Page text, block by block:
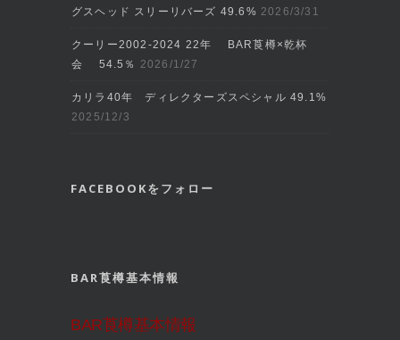
グスヘッド スリーリバーズ 49.6% 2026/3/31
クーリー2002‐2024 22年 BAR莨樽×乾杯
会 54.5％ 2026/1/27
カリラ40年 ディレクターズスペシャル 49.1%
2025/12/3
FACEBOOKをフォロー
BAR莨樽基本情報
BAR莨樽基本情報